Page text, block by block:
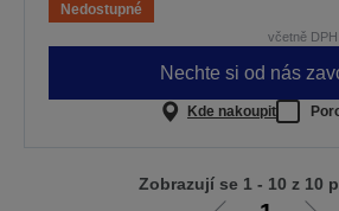
Nedostupné
včetně
Nechte si od nás
Kde nakoupit
Zobrazují se 1 - 10 z 10